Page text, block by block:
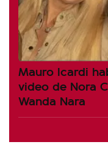
Mauro Icardi
video de Nora
Wanda Nara